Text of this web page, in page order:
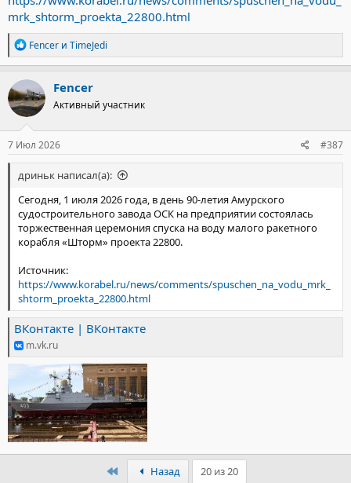
mrk_shtorm_proekta_22800.html
Р
е
а
к
ц
и
и
:
Fencer и TimeJedi
Fencer
Активный участник
7 Июл 2026 #387
дриньк написал(а):
Сегодня, 1 июля 2026 года, в день 90-летия Амурского
судостроительного завода ОСК на предприятии состоялась
торжественная церемония спуска на воду малого ракетного
корабля «Шторм» проекта 22800.
Источник:
https://www.korabel.ru/news/comments/spuschen_na_vodu_mrk_
shtorm_proekta_22800.html
ВКонтакте | ВКонтакте
m.vk.ru
ПервыйНазад 20 из 20